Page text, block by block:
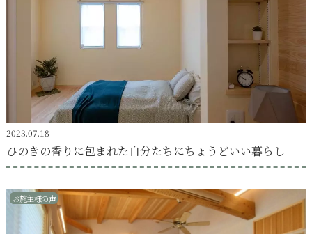
2023.07.18
ひのきの香りに包まれた自分たちにちょうどいい暮らし
お施主様の声